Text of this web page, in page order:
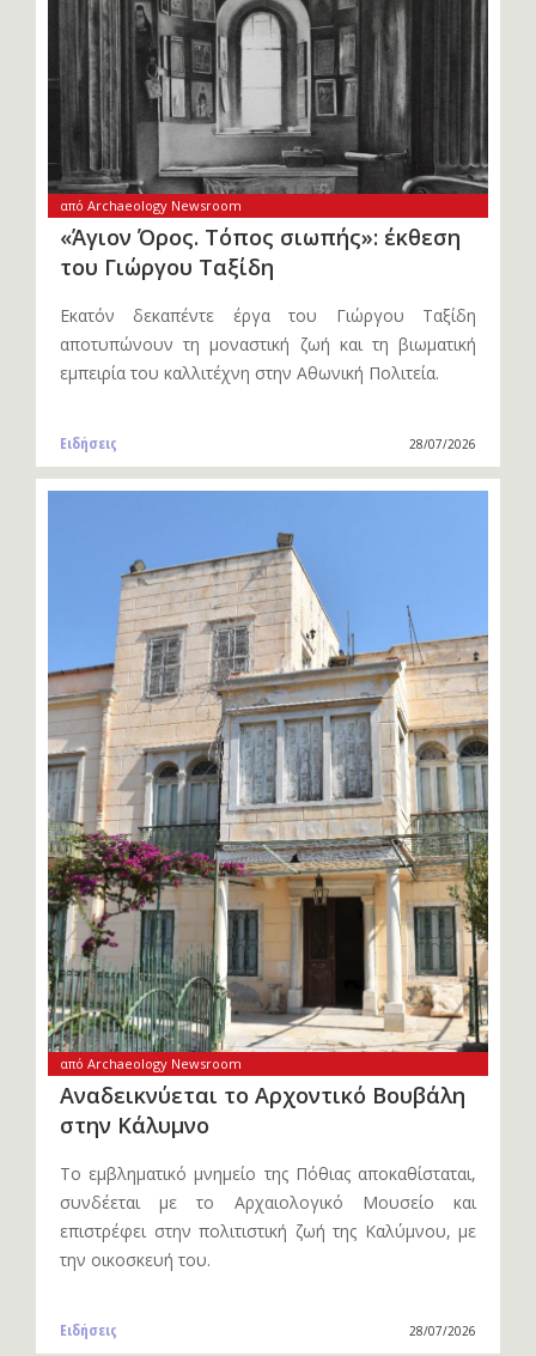
από Archaeology Newsroom
«Άγιον Όρος. Τόπος σιωπής»: έκθεση
του Γιώργου Ταξίδη
Εκατόν δεκαπέντε έργα του Γιώργου Ταξίδη
αποτυπώνουν τη μοναστική ζωή και τη βιωματική
εμπειρία του καλλιτέχνη στην Αθωνική Πολιτεία.
Ειδήσεις 28/07/2026
από Archaeology Newsroom
Αναδεικνύεται το Αρχοντικό Βουβάλη
στην Κάλυμνο
Το εμβληματικό μνημείο της Πόθιας αποκαθίσταται,
συνδέεται με το Αρχαιολογικό Μουσείο και
επιστρέφει στην πολιτιστική ζωή της Καλύμνου, με
την οικοσκευή του.
Ειδήσεις 28/07/2026